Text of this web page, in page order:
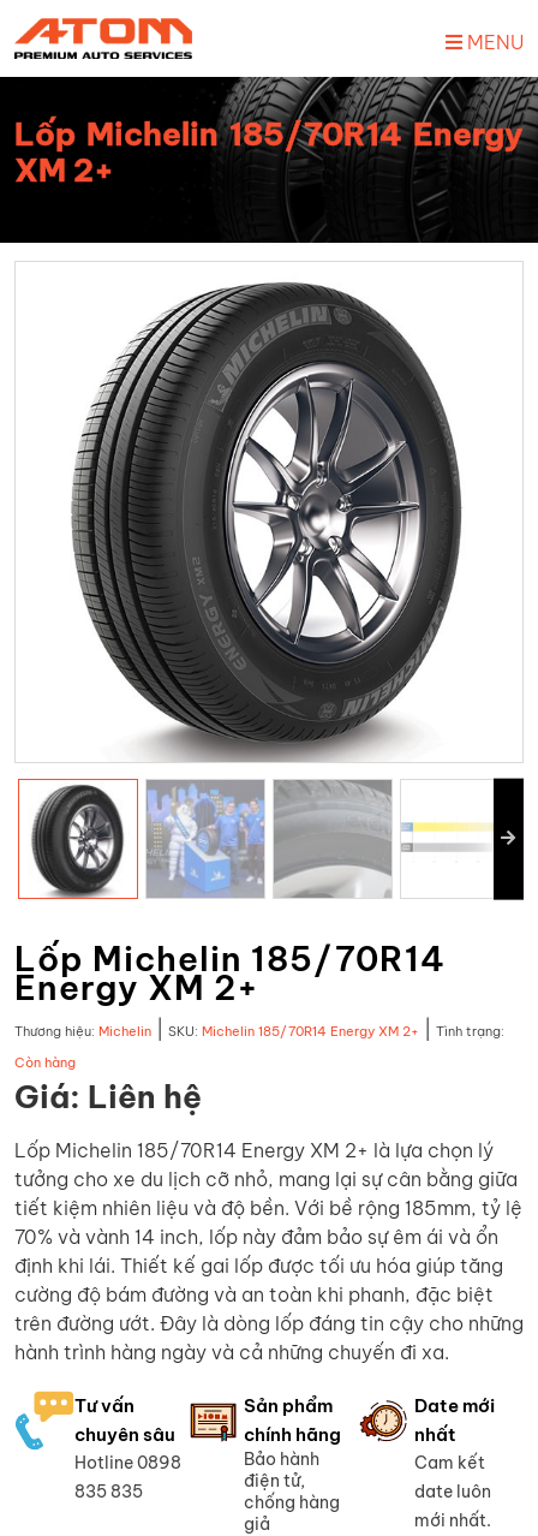
MENU
Lốp Michelin 185/70R14 Energy
XM 2+
Lốp Michelin 185/70R14
Energy XM 2+
Thương hiệu: Michelin SKU: Michelin 185/70R14 Energy XM 2+
Tình trạng:
Còn hàng
Giá: Liên hệ
Lốp Michelin 185/70R14 Energy XM 2+ là lựa chọn lý
tưởng cho xe du lịch cỡ nhỏ, mang lại sự cân bằng giữa
tiết kiệm nhiên liệu và độ bền. Với bề rộng 185mm, tỷ lệ
70% và vành 14 inch, lốp này đảm bảo sự êm ái và ổn
định khi lái. Thiết kế gai lốp được tối ưu hóa giúp tăng
cường độ bám đường và an toàn khi phanh, đặc biệt
trên đường ướt. Đây là dòng lốp đáng tin cậy cho những
hành trình hàng ngày và cả những chuyến đi xa.
Tư vấn
chuyên sâu
Hotline 0898
835 835
Sản phẩm
chính hãng
Bảo hành
điện tử,
chống hàng
giả
Date mới
nhất
Cam kết
date luôn
mới nhất.